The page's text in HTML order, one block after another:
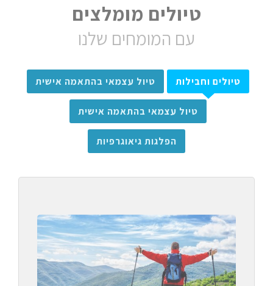
טיולים מומלצים
עם המומחים שלנו
טיולים וחבילות טיול עצמאי בהתאמה אישית
טיול עצמאי בהתאמה אישית
הפלגות גיאוגרפיות